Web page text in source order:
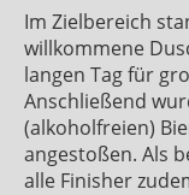
Im Zielbereich
willkommene
langen Tag für
Anschließend
(alkoholfreien)
angestoßen. Als
alle Finisher